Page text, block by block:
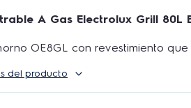
A Gas Electrolux Grill 80L
OE8GL con revestimiento
redondeadas y sin huecos
del producto